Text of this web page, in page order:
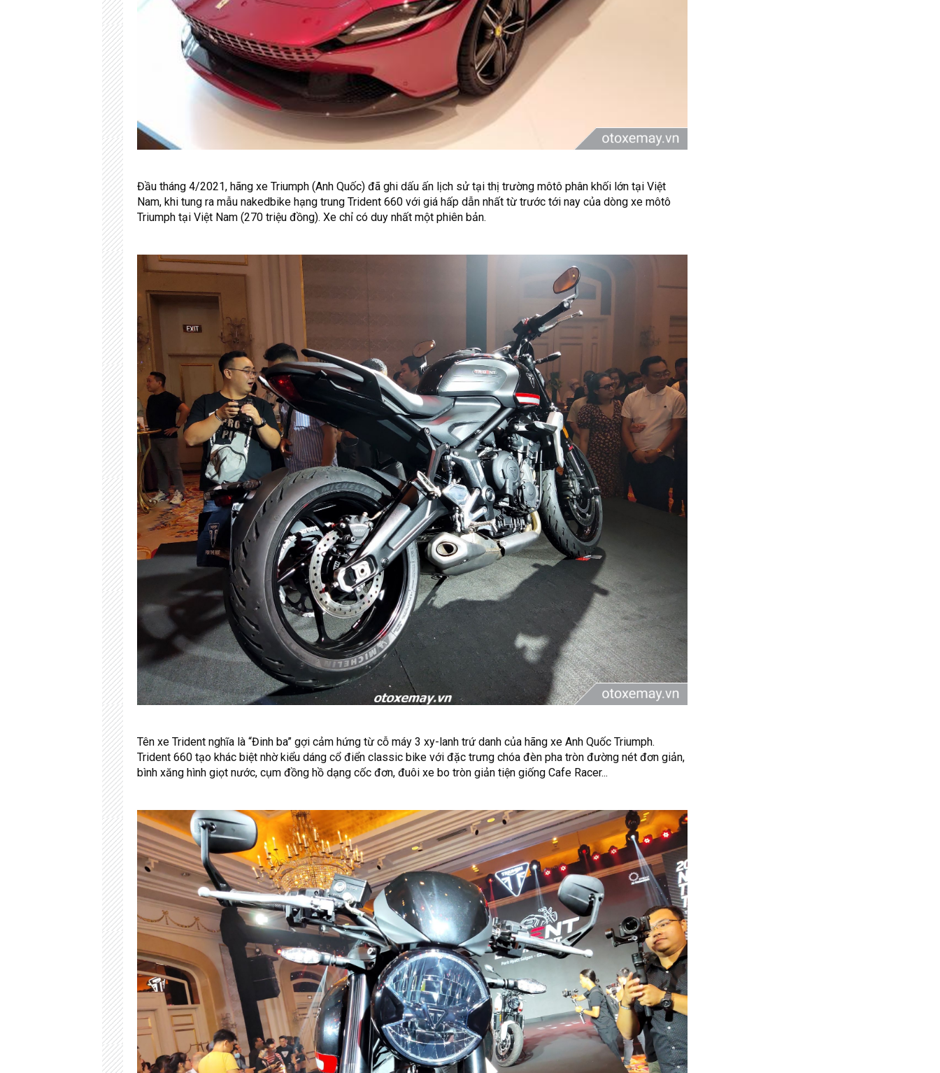
Đầu tháng 4/2021, hãng xe Triumph (Anh Quốc) đã ghi dấu ấn lịch sử tại thị trường môtô phân khối lớn tại Việt
Nam, khi tung ra mẫu nakedbike hạng trung Trident 660 với giá hấp dẫn nhất từ trước tới nay của dòng xe môtô
Triumph tại Việt Nam (270 triệu đồng). Xe chỉ có duy nhất một phiên bản.
Tên xe Trident nghĩa là “Đinh ba” gợi cảm hứng từ cỗ máy 3 xy-lanh trứ danh của hãng xe Anh Quốc Triumph.
Trident 660 tạo khác biệt nhờ kiểu dáng cổ điển classic bike với đặc trưng chóa đèn pha tròn đường nét đơn giản,
bình xăng hình giọt nước, cụm đồng hồ dạng cốc đơn, đuôi xe bo tròn giản tiện giống Cafe Racer...